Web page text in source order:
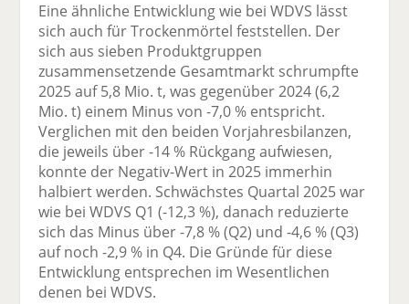
Eine ähnliche Entwicklung wie bei WDVS lässt
sich auch für Trockenmörtel feststellen. Der
sich aus sieben Produktgruppen
zusammensetzende Gesamtmarkt schrumpfte
2025 auf 5,8 Mio. t, was gegenüber 2024 (6,2
Mio. t) einem Minus von -7,0 % entspricht.
Verglichen mit den beiden Vorjahresbilanzen,
die jeweils über -14 % Rückgang aufwiesen,
konnte der Negativ-Wert in 2025 immerhin
halbiert werden. Schwächstes Quartal 2025 war
wie bei WDVS Q1 (-12,3 %), danach reduzierte
sich das Minus über -7,8 % (Q2) und -4,6 % (Q3)
auf noch -2,9 % in Q4. Die Gründe für diese
Entwicklung entsprechen im Wesentlichen
denen bei WDVS.